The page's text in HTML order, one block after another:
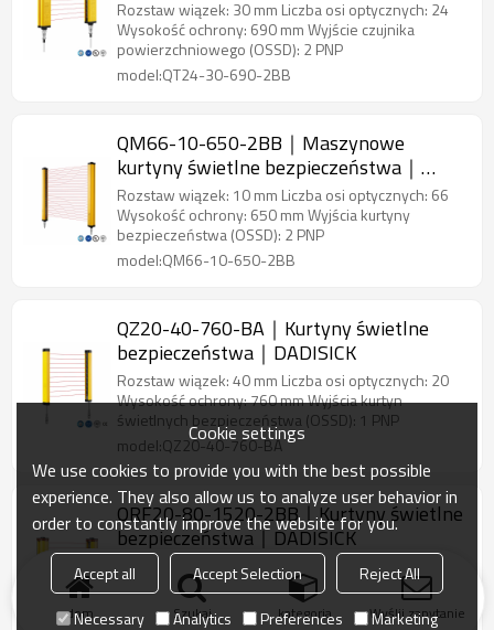
DADISICK
Rozstaw wiązek: 30 mm Liczba osi optycznych: 24
Wysokość ochrony: 690 mm Wyjście czujnika
powierzchniowego (OSSD): 2 PNP
model:QT24-30-690-2BB
QM66-10-650-2BB｜Maszynowe
kurtyny świetlne bezpieczeństwa｜
DADISICK
Rozstaw wiązek: 10 mm Liczba osi optycznych: 66
Wysokość ochrony: 650 mm Wyjścia kurtyny
bezpieczeństwa (OSSD): 2 PNP
model:QM66-10-650-2BB
QZ20-40-760-BA｜Kurtyny świetlne
bezpieczeństwa｜DADISICK
Rozstaw wiązek: 40 mm Liczba osi optycznych: 20
Wysokość ochrony: 760 mm Wyjścia kurtyn
świetlnych bezpieczeństwa (OSSD): 1 PNP
model:QZ20-40-760-BA
QRF20-80-1520-2BB｜Kurtyny świetlne
bezpieczeństwa｜DADISICK
Rozstaw wiązek: 80 mm Liczba osi optycznych: 20
Wysokość ochrony: 1520 mm Wyjścia kurtyny
bezpieczeństwa (OSSD): 2 PNP
dom Szukaj kategoria Wyślij zapytanie
Cookie settings
We use cookies to provide you with the best possible
experience. They also allow us to analyze user behavior in
order to constantly improve the website for you.
Accept all Accept Selection
Reject All
Necessary
Analytics Preferences Marketing